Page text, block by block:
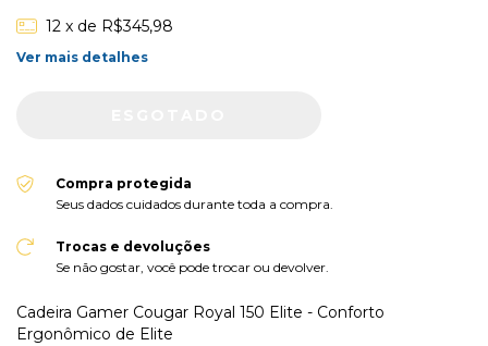
12 x de R$345,98
Ver mais detalhes
Compra protegida
Seus dados cuidados durante toda a compra.
Trocas e devoluções
Se não gostar, você pode trocar ou devolver.
Cadeira Gamer Cougar Royal 150 Elite - Conforto
Ergonômico de Elite